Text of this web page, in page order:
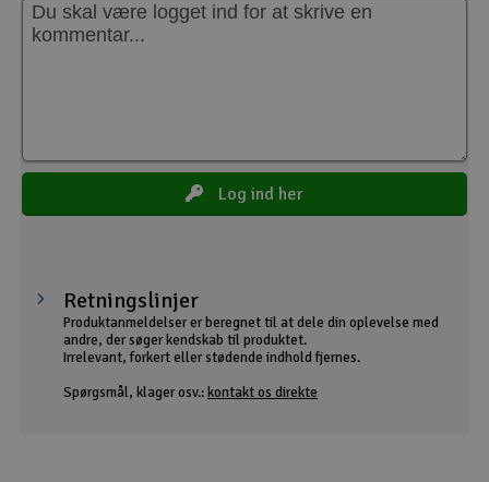
Log ind her
Retningslinjer
Produktanmeldelser er beregnet til at dele din oplevelse med
andre, der søger kendskab til produktet.
Irrelevant, forkert eller stødende indhold fjernes.
Spørgsmål, klager osv.: kontakt os direkte